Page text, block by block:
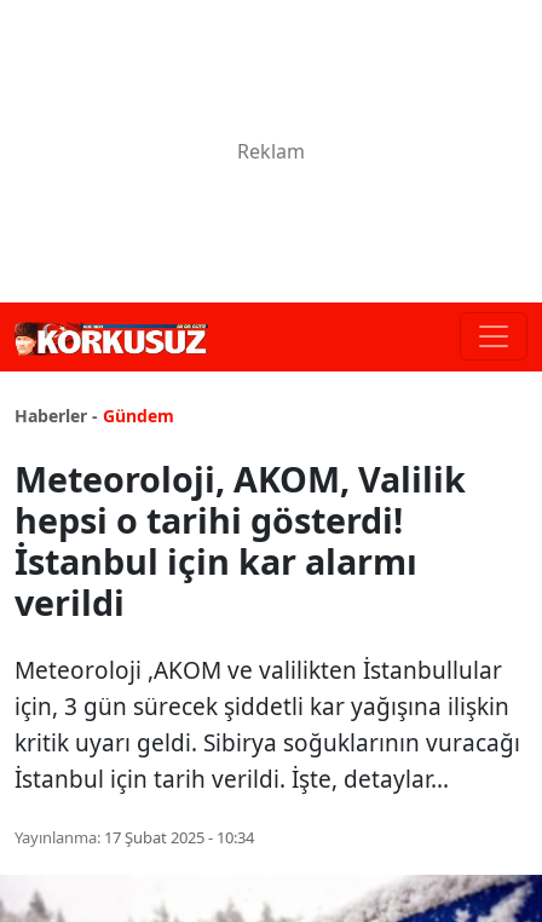
Haberler - Gündem
Meteoroloji, AKOM, Valilik
hepsi o tarihi gösterdi!
İstanbul için kar alarmı
verildi
Meteoroloji ,AKOM ve valilikten İstanbullular
için, 3 gün sürecek şiddetli kar yağışına ilişkin
kritik uyarı geldi. Sibirya soğuklarının vuracağı
İstanbul için tarih verildi. İşte, detaylar...
Yayınlanma: 17 Şubat 2025 - 10:34